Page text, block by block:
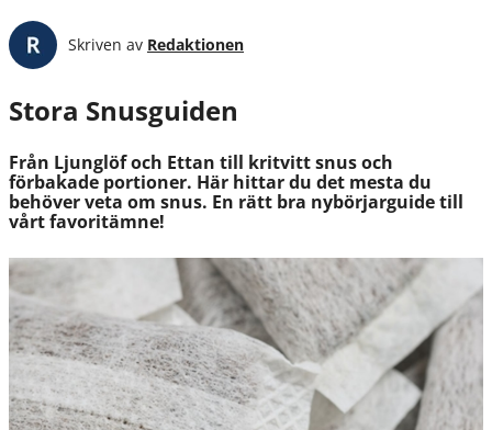
Skriven av Redaktionen
Stora Snusguiden
Från Ljunglöf och Ettan till kritvitt snus och
förbakade portioner. Här hittar du det mesta du
behöver veta om snus. En rätt bra nybörjarguide till
vårt favoritämne!